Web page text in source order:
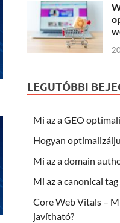
LEGUTÓBBI
Mi az a GEO
Hogyan
Mi az a domain
Mi az a canonical
Core Web Vitals –
javítható?